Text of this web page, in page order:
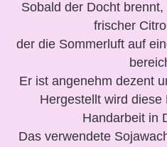
Sobald der Docht
frischer
der die Sommerluft auf
Er ist angenehm dezent
Hergestellt wird
Handarbeit in
Das verwendete